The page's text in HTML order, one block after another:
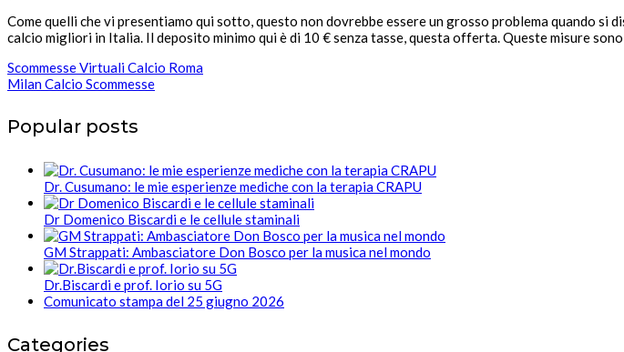
Come quelli che vi presentiamo qui sotto, questo non dovrebbe essere un grosso problema quando si
calcio migliori in Italia. Il deposito minimo qui è di 10 € senza tasse, questa offerta. Queste misure
Scommesse Virtuali Calcio Roma
Milan Calcio Scommesse
Popular posts
Dr. Cusumano: le mie esperienze mediche con la terapia CRAPU
Dr Domenico Biscardi e le cellule staminali
GM Strappati: Ambasciatore Don Bosco per la musica nel mondo
Dr.Biscardi e prof. Iorio su 5G
Comunicato stampa del 25 giugno 2026
Categories